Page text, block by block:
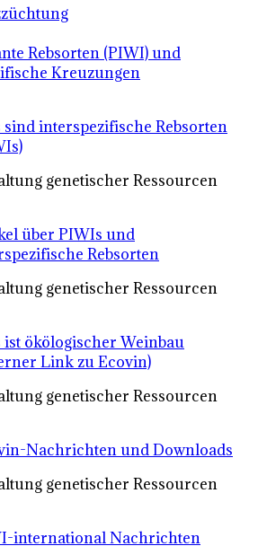
Rebsorten (PIWI) und
Kreuzungen
sind interspezifische Rebsorten
genetischer Ressourcen
über PIWIs und
Rebsorten
genetischer Ressourcen
ist ökölogischer Weinbau
Link zu Ecovin)
genetischer Ressourcen
Nachrichten und Downloads
genetischer Ressourcen
international Nachrichten